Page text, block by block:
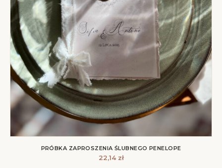
PRÓBKA ZAPROSZENIA ŚLUBNEGO PENELOPE
22,14 zł